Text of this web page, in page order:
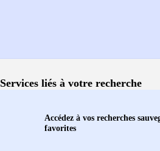
Services liés à votre recherche
Accédez à vos recherches
favorites